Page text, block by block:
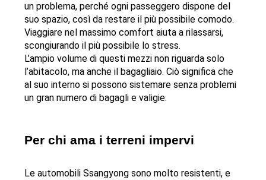
un problema, perché ogni passeggero dispone del
suo spazio, così da restare il più possibile comodo.
Viaggiare nel massimo comfort aiuta a rilassarsi,
scongiurando il più possibile lo stress.
L’ampio volume di questi mezzi non riguarda solo
l’abitacolo, ma anche il bagagliaio. Ciò significa che
al suo interno si possono sistemare senza problemi
un gran numero di bagagli e valigie.
Per chi ama i terreni impervi
Le automobili Ssangyong sono molto resistenti, e